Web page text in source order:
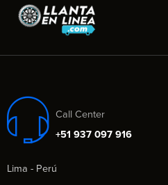
Call Center
+51 937 097 916
Lima - Perú